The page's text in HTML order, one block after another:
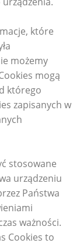
które
możemy
mogą
którego
zapisanych w
stosowane
urządzeniu
Państwa
ważności.
Cookies to